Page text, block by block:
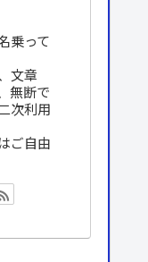
乗って
文章
無断で
次利用
ご自由